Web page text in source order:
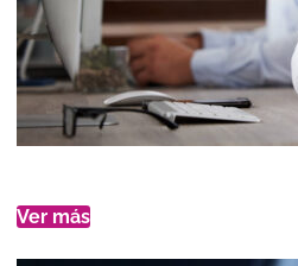
Ver más